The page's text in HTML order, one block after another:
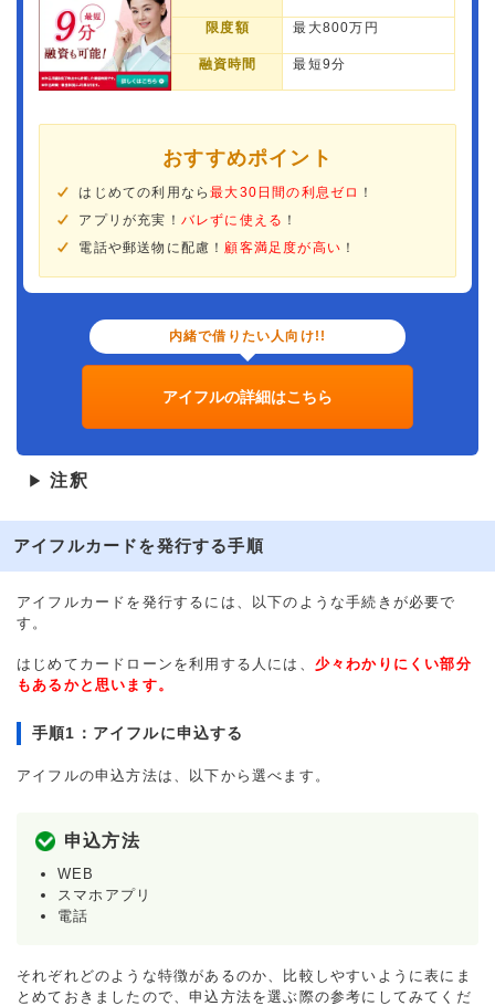
限度額 最大800万円
融資時間 最短9分
おすすめポイント
はじめての利用なら最大30日間の利息ゼロ ！
アプリが充実！ バレずに使える ！
電話や郵送物に配慮！顧客満足度が高い ！
内緒で借りたい人向け!!
アイフルの詳細はこちら
▶ 注釈
アイフルカードを発行する手順
アイフルカードを発行するには、以下のような手続きが必要で
す。
はじめてカードローンを利用する人には、 少々わかりにくい部分
もあるかと思います。
手順1：アイフルに申込する
アイフルの申込方法は、以下から選べます。
申込方法
WEB
スマホアプリ
電話
それぞれどのような特徴があるのか、比較しやすいように表にま
とめておきましたので、申込方法を選ぶ際の参考にしてみてくだ